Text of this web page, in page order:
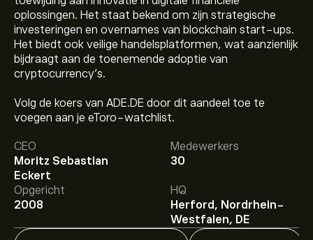
oplossingen. Het staat bekend om zijn strategische
investeringen en overnames van blockchain start-ups.
Het biedt ook veilige handelsplatformen, wat aanzienlijk
bijdraagt aan de toenemende adoptie van
cryptocurrency’s.
Volg de koers van ADE.DE door dit aandeel toe te
voegen aan je eToro-watchlist.
CEO
Moritz Sebastian
Eckert
Medewerkers
30
Opgericht
2008
HQ
Herford, Nordrhein-
Westfalen, DE
De huidige koers van ADE.DE is 24.06‎€‎.
Het gemiddelde koersdoel voor Bitcoin Group SE is
24.06‎€‎.
bij eToro voor gedetailleerde
analistenvoorspellingen en koersdoelen.